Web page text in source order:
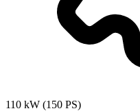
110 kW (150 PS)